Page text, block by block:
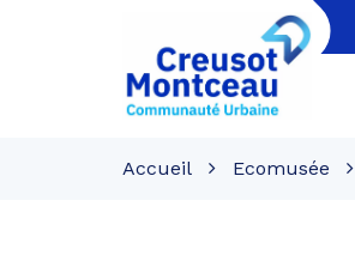
Creusot
Montceau
Accueil Ecomusée